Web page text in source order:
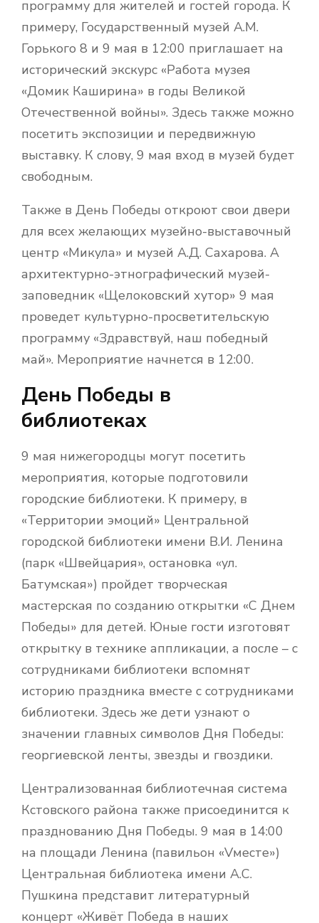
программу для жителей и гостей города. К
примеру, Государственный музей А.М.
Горького 8 и 9 мая в 12:00 приглашает на
исторический экскурс «Работа музея
«Домик Каширина» в годы Великой
Отечественной войны». Здесь также можно
посетить экспозиции и передвижную
выставку. К слову, 9 мая вход в музей будет
свободным.
Также в День Победы откроют свои двери
для всех желающих музейно-выставочный
центр «Микула» и музей А.Д. Сахарова. А
архитектурно-этнографический музей-
заповедник «Щелоковский хутор» 9 мая
проведет культурно-просветительскую
программу «Здравствуй, наш победный
май». Мероприятие начнется в 12:00.
День Победы в
библиотеках
9 мая нижегородцы могут посетить
мероприятия, которые подготовили
городские библиотеки. К примеру, в
«Территории эмоций» Центральной
городской библиотеки имени В.И. Ленина
(парк «Швейцария», остановка «ул.
Батумская») пройдет творческая
мастерская по созданию открытки «С Днем
Победы» для детей. Юные гости изготовят
открытку в технике аппликации, а после – с
сотрудниками библиотеки вспомнят
историю праздника вместе с сотрудниками
библиотеки. Здесь же дети узнают о
значении главных символов Дня Победы:
георгиевской ленты, звезды и гвоздики.
Централизованная библиотечная система
Кстовского района также присоединится к
празднованию Дня Победы. 9 мая в 14:00
на площади Ленина (павильон «Vместе»)
Центральная библиотека имени А.С.
Пушкина представит литературный
концерт «Живёт Победа в наших